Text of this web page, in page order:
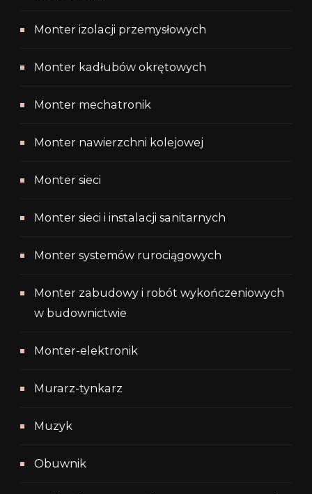
Monter izolacji przemysłowych
Monter kadłubów okrętowych
Monter mechatronik
Monter nawierzchni kolejowej
Monter sieci
Monter sieci i instalacji sanitarnych
Monter systemów rurociągowych
Monter zabudowy i robót wykończeniowych
w budownictwie
Monter-elektronik
Murarz-tynkarz
Muzyk
Obuwnik